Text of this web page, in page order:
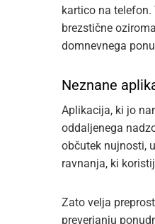
kartico na telefon.
brezstične
domnevnega
Neznane
Aplikacija, ki jo
oddaljenega
občutek nujnosti,
ravnanja, ki
Zato velja
preverjanju